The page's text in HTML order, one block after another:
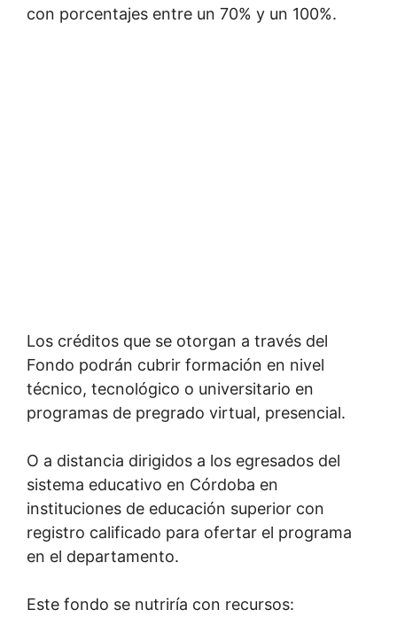
con porcentajes entre un 70% y un 100%.
Los créditos que se otorgan a través del
Fondo podrán cubrir formación en nivel
técnico, tecnológico o universitario en
programas de pregrado virtual, presencial.
O a distancia dirigidos a los egresados del
sistema educativo en Córdoba en
instituciones de educación superior con
registro calificado para ofertar el programa
en el departamento.
Este fondo se nutriría con recursos: